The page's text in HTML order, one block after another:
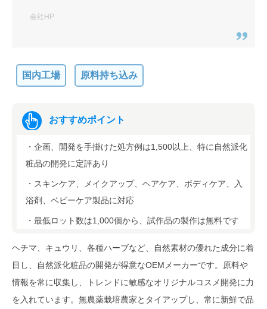
会社HP
国内工場 原料持ち込み
おすすめポイント
・企画、開発を手掛けた処方例は1,500以上、特に自然派化
粧品の開発に定評あり
・スキンケア、メイクアップ、ヘアケア、ボディケア、入
浴剤、ベビーケア製品に対応
・最低ロット数は1,000個から、試作品の製作は無料です
ヘチマ、キュウリ、各種ハーブなど、自然素材の優れた成分に着
目し、自然派化粧品の開発が得意なOEMメーカーです。原料や
情報を常に収集し、トレンドに敏感なオリジナルコスメ開発に力
を入れています。無農薬栽培農家とタイアップし、常に新鮮で品